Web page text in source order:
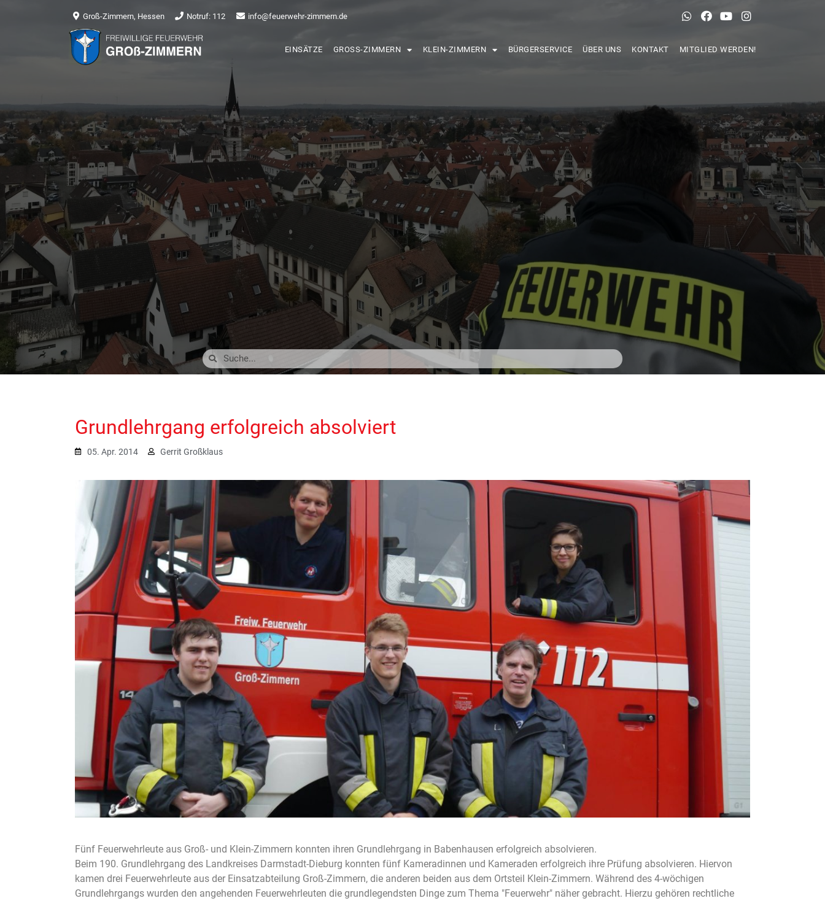
Groß-Zimmern, Hessen Notruf: 112 info@feuerwehr-zimmern.de
EINSÄTZE GROSS-ZIMMERN KLEIN-ZIMMERN BÜRGERSERVICE ÜBER UNS KONTAKT MITGLIED WERDEN!
Grundlehrgang erfolgreich absolviert
05. Apr. 2014 Gerrit Großklaus
Fünf Feuerwehrleute aus Groß- und Klein-Zimmern konnten ihren Grundlehrgang in Babenhausen erfolgreich absolvieren.
Beim 190. Grundlehrgang des Landkreises Darmstadt-Dieburg konnten fünf Kameradinnen und Kameraden erfolgreich ihre Prüfung absolvieren. Hiervon
kamen drei Feuerwehrleute aus der Einsatzabteilung Groß-Zimmern, die anderen beiden aus dem Ortsteil Klein-Zimmern. Während des 4-wöchigen
Grundlehrgangs wurden den angehenden Feuerwehrleuten die grundlegendsten Dinge zum Thema "Feuerwehr" näher gebracht. Hierzu gehören rechtliche